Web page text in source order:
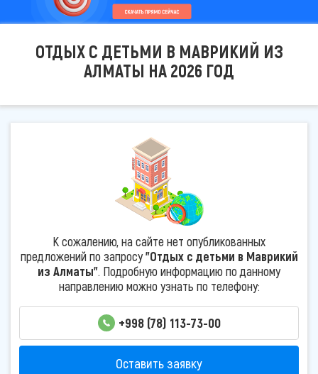
ОТДЫХ С ДЕТЬМИ В МАВРИКИЙ ИЗ
АЛМАТЫ НА 2026 ГОД
К сожалению, на сайте нет опубликованных
предложений по запросу"Отдых с детьми в Маврикий
из Алматы". Подробную информацию по данному
направлению можно узнать по телефону:
+998 (78) 113-73-00
Оставить заявку